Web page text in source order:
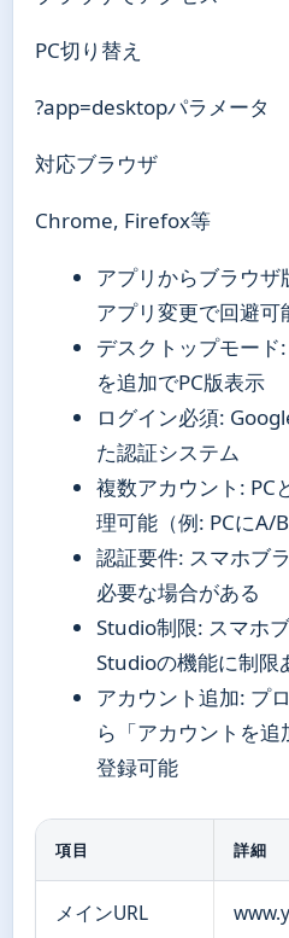
PC切り替え
?app=desktopパラメータ
対応ブラウザ
Chrome, Firefox等
アプリからブラウザ
アプリ変更で回避可
デスクトップモー
を追加でPC版表示
ログイン必須:
た認証システム
複数アカウント: PC
理可能（例: PCにA/
認証要件: スマホブ
必要な場合がある
Studio制限: スマホ
Studioの機能に制限
アカウント追加: プ
ら「アカウントを
登録可能
項目 詳細
メインURL